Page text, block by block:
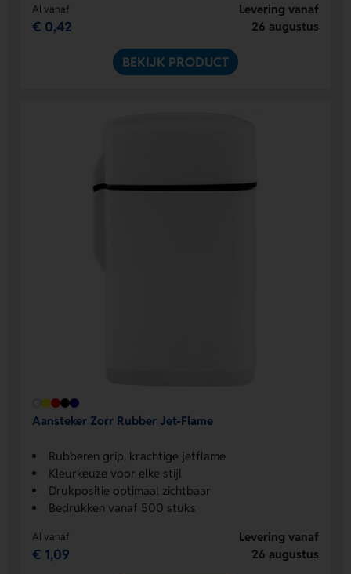
Al vanaf
€ 0,42
Levering vanaf
26 augustus
BEKIJK PRODUCT
Aansteker Zorr Rubber Jet-Flame
Rubberen grip, krachtige jetflame
Kleurkeuze voor elke stijl
Drukpositie optimaal zichtbaar
Bedrukken vanaf 500 stuks
Al vanaf
€ 1,09
Levering vanaf
26 augustus